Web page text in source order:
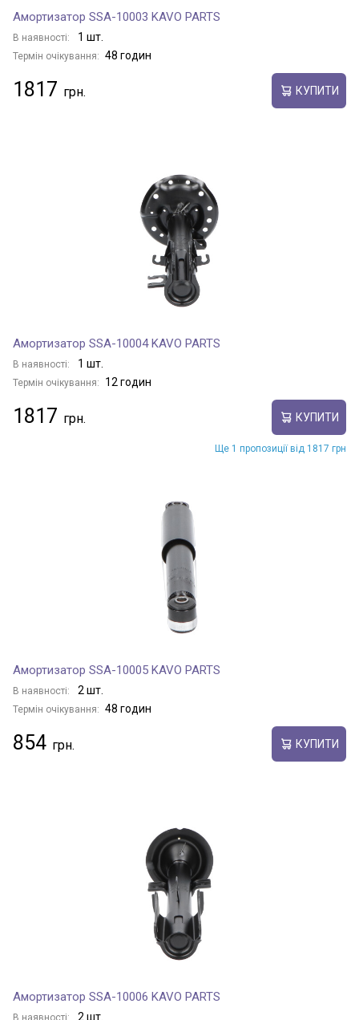
Амортизатор SSA-10003 KAVO PARTS
В наявності: 1 шт.
Термін очікування: 48 годин
1817 КУПИТИ
Амортизатор SSA-10004 KAVO PARTS
В наявності: 1 шт.
Термін очікування: 12 годин
1817 КУПИТИ
Ще 1 пропозиції від 1817 грн
Амортизатор SSA-10005 KAVO PARTS
В наявності: 2 шт.
Термін очікування: 48 годин
854 КУПИТИ
Амортизатор SSA-10006 KAVO PARTS
В наявності: 2 шт.